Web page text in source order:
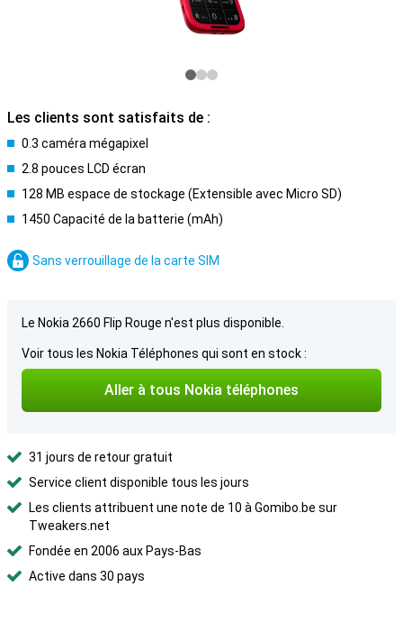
Les clients sont satisfaits de :
0.3 caméra mégapixel
2.8 pouces LCD écran
128 MB espace de stockage (Extensible avec Micro SD)
1450 Capacité de la batterie (mAh)
Sans verrouillage de la carte SIM
Le Nokia 2660 Flip Rouge n'est plus disponible.
Voir tous les Nokia Téléphones qui sont en stock :
Aller à tous Nokia téléphones
31 jours de retour gratuit
Service client disponible tous les jours
Les clients attribuent une note de 10 à Gomibo.be sur
Tweakers.net
Fondée en 2006 aux Pays-Bas
Active dans 30 pays